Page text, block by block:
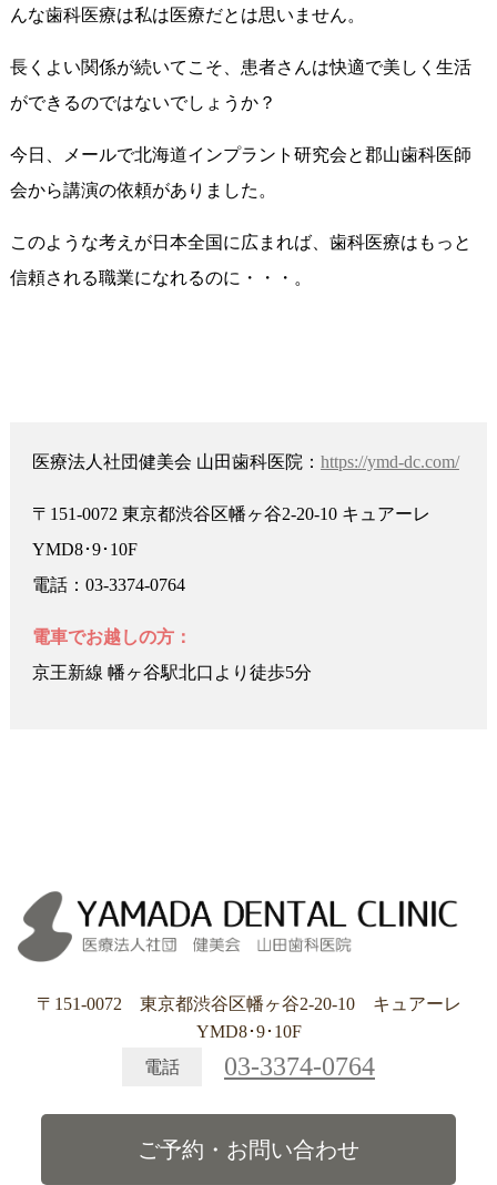
んな歯科医療は私は医療だとは思いません。
長くよい関係が続いてこそ、患者さんは快適で美しく生活
ができるのではないでしょうか？
今日、メールで北海道インプラント研究会と郡山歯科医師
会から講演の依頼がありました。
このような考えが日本全国に広まれば、歯科医療はもっと
信頼される職業になれるのに・・・。
医療法人社団健美会 山田歯科医院： https://ymd-dc.com/
〒151-0072 東京都渋谷区幡ヶ谷2-20-10 キュアーレ
YMD8･9･10F
電話：03-3374-0764
電車でお越しの方：
京王新線 幡ヶ谷駅北口より徒歩5分
〒151-0072 東京都渋谷区幡ヶ谷2-20-10 キュアーレ
YMD8･9･10F
電話
03-3374-0764
ご予約・お問い合わせ